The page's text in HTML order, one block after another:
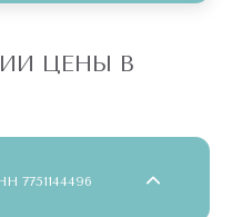
ЦЕНЫ В
7751144496